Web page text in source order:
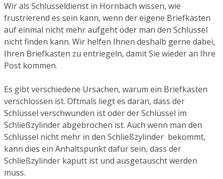
Wir als Schlüsseldienst in Hornbach wissen, wie
frustrierend es sein kann, wenn der eigene Briefkasten
auf einmal nicht mehr aufgeht oder man den Schlüssel
nicht finden kann. Wir helfen Ihnen deshalb gerne dabei,
Ihren Briefkasten zu entriegeln, damit Sie wieder an Ihre
Post kommen.
Es gibt verschiedene Ursachen, warum ein Briefkasten
verschlossen ist. Oftmals liegt es daran, dass der
Schlüssel verschwunden ist oder der Schlüssel im
Schließzylinder abgebrochen ist. Auch wenn man den
Schlüssel nicht mehr in den Schließzylinder bekommt,
kann dies ein Anhaltspunkt dafür sein, dass der
Schließzylinder kaputt ist und ausgetauscht werden
muss.